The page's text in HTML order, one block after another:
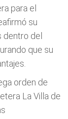
para el
su
del
que su
orden de
La Villa de